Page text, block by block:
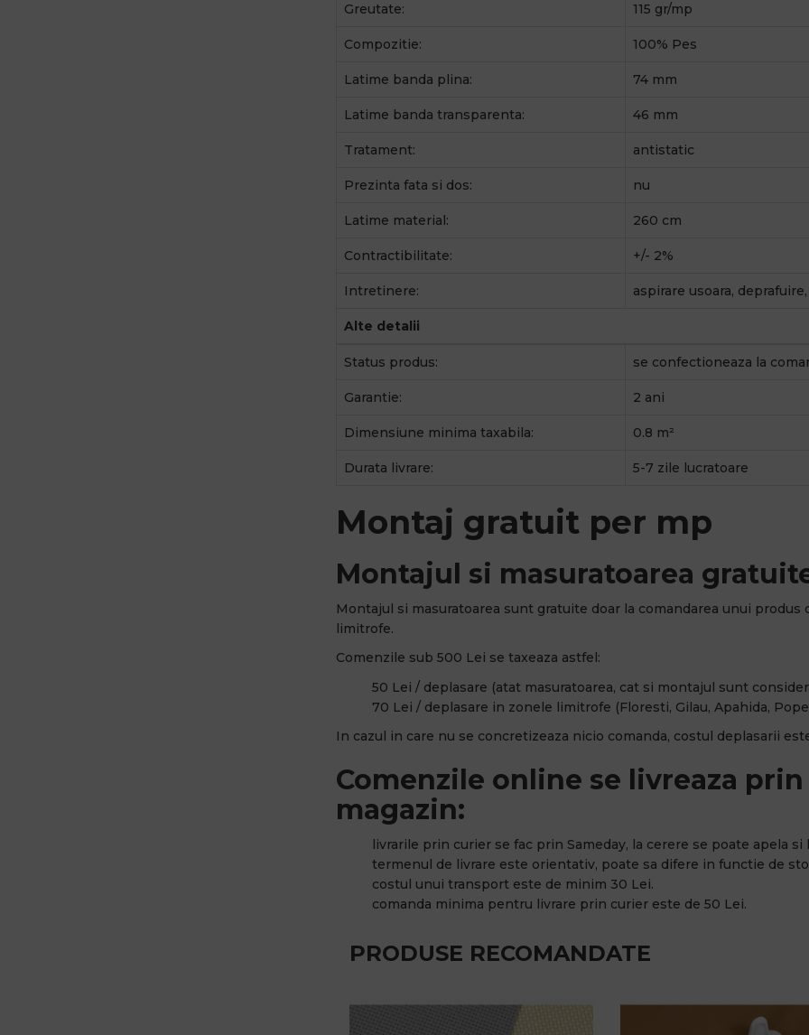
Greutate: 115 gr/mp
Compozitie: 100% Pes
Latime banda plina: 74 mm
Latime banda transparenta: 46 mm
Tratament: antistatic
Prezinta fata si dos: nu
Latime material: 260 cm
Contractibilitate: +/- 2%
Intretinere: aspirare usoara,
Alte detalii
Status produs: se confectioneaza la
Garantie: 2 ani
Dimensiune minima taxabila: 0.8 m²
Durata livrare: 5-7 zile lucratoare
Montaj gratuit per mp
Montajul si masuratoarea
Montajul si masuratoarea sunt gratuite doar la comandarea unui
limitrofe.
Comenzile sub 500 Lei se taxeaza astfel:
50 Lei / deplasare (atat masuratoarea, cat si montajul sunt
70 Lei / deplasare in zonele limitrofe (Floresti, Gilau, Apahida,
In cazul in care nu se concretizeaza nicio comanda, costul deplasarii
Comenzile online se livreaza
magazin:
livrarile prin curier se fac prin Sameday, la cerere se poate apela si
termenul de livrare este orientativ, poate sa difere in functie de
costul unui transport este de minim 30 Lei.
comanda minima pentru livrare prin curier este de 50 Lei.
PRODUSE RECOMANDATE